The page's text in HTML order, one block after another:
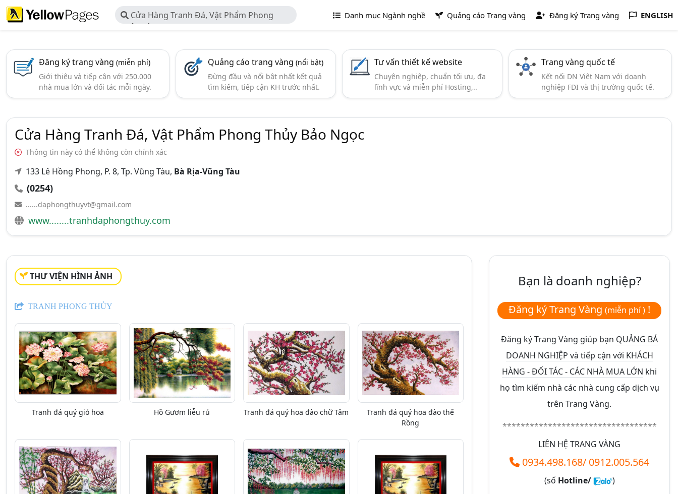
Cửa Hàng Tranh Đá, Vật Phẩm Phong
Thủy Bảo Ngọc
Danh mục Ngành nghề Quảng cáo Trang vàng Đăng ký Trang vàng ENGLISH
Đăng ký trang vàng (miễn phí)
Giới thiệu và tiếp cận với 250.000
nhà mua lớn và đối tác mỗi ngày.
Quảng cáo trang vàng(nổi bật)
Đừng đầu và nổi bật nhất kết quả
tìm kiếm, tiếp cận KH trước nhất.
Tư vấn thiết kế website
Chuyên nghiệp, chuẩn tối ưu, đa
lĩnh vực và miễn phí Hosting,..
Trang vàng quốc tế
Kết nối DN Việt Nam với doanh
nghiệp FDI và thị trường quốc tế.
Cửa Hàng Tranh Đá, Vật Phẩm Phong Thủy Bảo Ngọc
Thông tin này có thể không còn chính xác
133 Lê Hồng Phong, P. 8, Tp. Vũng Tàu, Bà Rịa-Vũng Tàu
(0254)
......daphongthuyvt@gmail.com
www........tranhdaphongthuy.com
THƯ VIỆN HÌNH ẢNH
TRANH PHONG THỦY
Tranh đá quý giỏ hoa Hồ Gươm liễu rủ Tranh đá quý hoa đào chữ Tâm
Tranh đá quý hoa đào thế
Rồng
Bạn là doanh nghiệp?
Đăng ký Trang Vàng (miễn phí ) !
Đăng ký Trang Vàng giúp bạn QUẢNG BÁ
DOANH NGHIỆP và tiếp cận với KHÁCH
HÀNG - ĐỐI TÁC - CÁC NHÀ MUA LỚN khi
họ tìm kiếm nhà các nhà cung cấp dịch vụ
trên Trang Vàng.
**********************************
LIÊN HỆ TRANG VÀNG
0934.498.168/ 0912.005.564
(số Hotline/ )